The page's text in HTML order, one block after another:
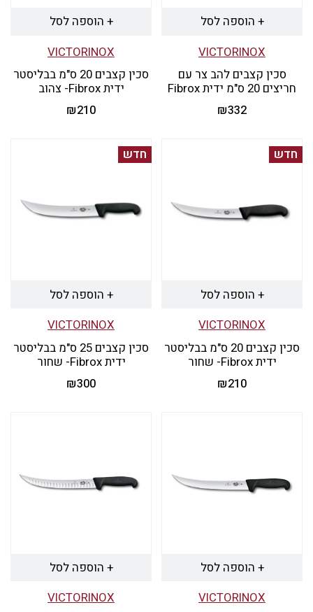
+ הוספה לסל
VICTORINOX
סכין קצבים להב צר עם
חריצים 20 ס"מ ידית Fibrox
₪332
+ הוספה לסל
VICTORINOX
סכין קצבים 20 ס"מ בבליסטר
ידית Fibrox- צהוב
₪210
חדש
+ הוספה לסל
VICTORINOX
סכין קצבים 20 ס"מ בבליסטר
ידית Fibrox- שחור
₪210
חדש
+ הוספה לסל
VICTORINOX
סכין קצבים 25 ס"מ בבליסטר
ידית Fibrox- שחור
₪300
+ הוספה לסל
VICTORINOX
+ הוספה לסל
VICTORINOX